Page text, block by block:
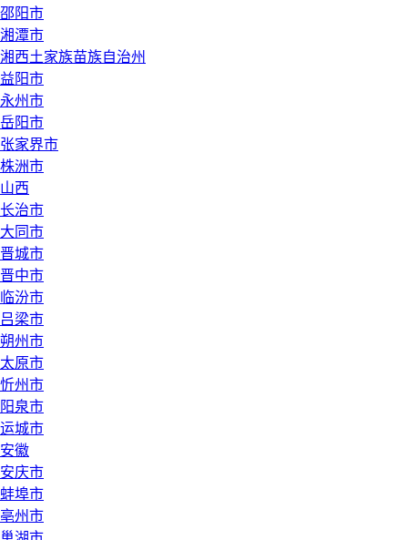
邵阳市
湘潭市
湘西土家族苗族自治州
益阳市
永州市
岳阳市
张家界市
株洲市
山西
长治市
大同市
晋城市
晋中市
临汾市
吕梁市
朔州市
太原市
忻州市
阳泉市
运城市
安徽
安庆市
蚌埠市
亳州市